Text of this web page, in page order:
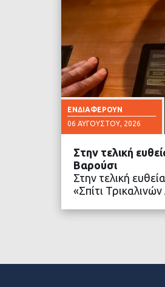
ΕΝΔΙΑΦΈΡΟΥΝ
06 ΑΥΓΟΎΣΤΟΥ, 2026
Στην τελική
Βαρούσι
Στην τελική
«Σπίτι